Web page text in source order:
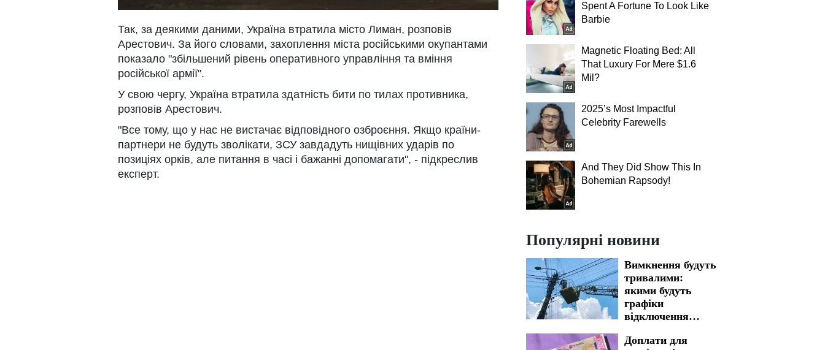
Так, за деякими даними, Україна втратила місто Лиман, розповів
Арестович. За його словами, захоплення міста російськими окупантами
показало "збільшений рівень оперативного управління та вміння
російської армії".
У свою чергу, Україна втратила здатність бити по тилах противника,
розповів Арестович.
"Все тому, що у нас не вистачає відповідного озброєння. Якщо країни-
партнери не будуть зволікати, ЗСУ завдадуть нищівних ударів по
позиціях орків, але питання в часі і бажанні допомагати", - підкреслив
експерт.
Spent A Fortune To Look Like
Barbie
Magnetic Floating Bed: All
That Luxury For Mere $1.6
Mil?
2025’s Most Impactful
Celebrity Farewells
And They Did Show This In
Bohemian Rapsody!
Популярні новини
Вимкнення будуть
тривалими:
якими будуть
графіки
відключення
Запоріжжі на 7
Доплати для